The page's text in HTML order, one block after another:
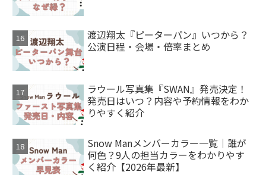
渡辺翔太『ピーターパン』いつから？
公演日程・会場・倍率まとめ
ラウール写真集『SWAN』発売決定！
発売日はいつ？内容や予約情報をわか
りやすく紹介
Snow Manメンバーカラー一覧｜誰が
何色？9人の担当カラーをわかりやす
く紹介【2026年最新】